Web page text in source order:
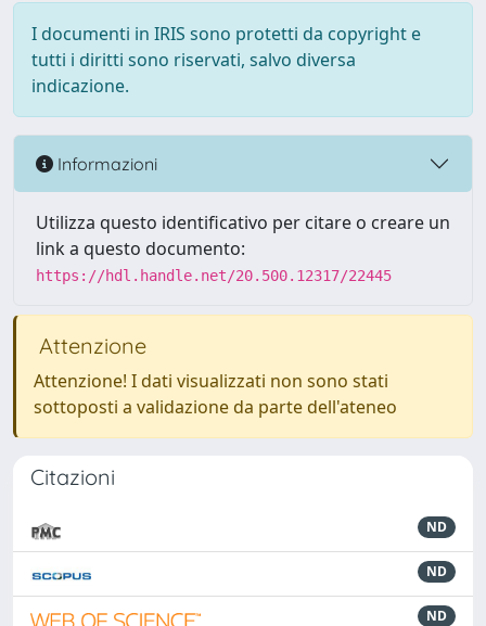
I documenti in IRIS sono protetti da copyright e
tutti i diritti sono riservati, salvo diversa
indicazione.
Informazioni
Utilizza questo identificativo per citare o creare un
link a questo documento:
https://hdl.handle.net/20.500.12317/22445
Attenzione
Attenzione! I dati visualizzati non sono stati
sottoposti a validazione da parte dell'ateneo
Citazioni
ND
ND
ND